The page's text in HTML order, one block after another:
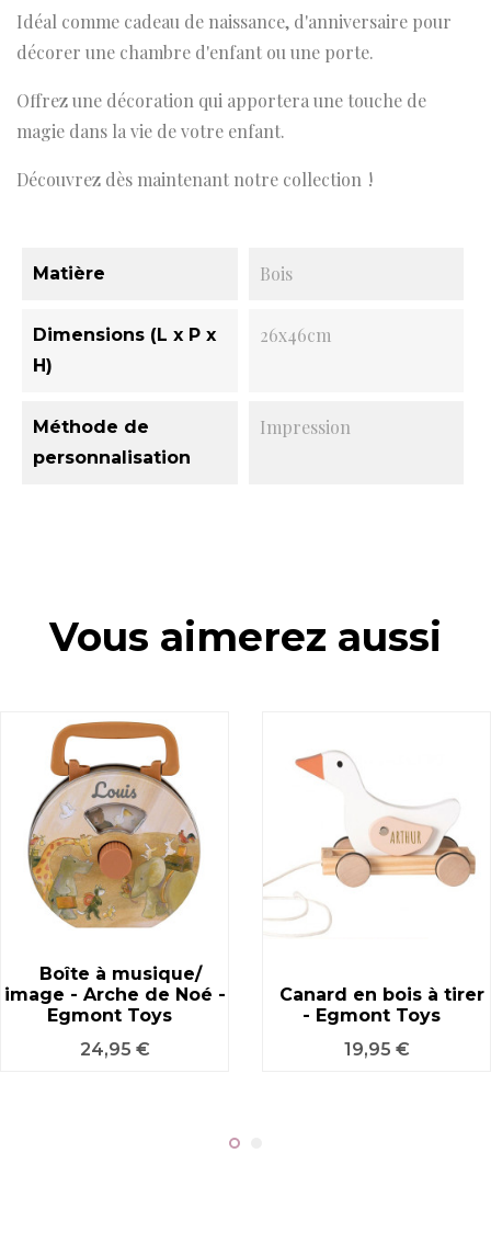
Idéal comme cadeau de naissance, d'anniversaire pour
décorer une chambre d'enfant ou une porte.
Offrez une décoration qui apportera une touche de
magie dans la vie de votre enfant.
Découvrez dès maintenant notre collection !
Matière Bois
Dimensions (L x P x
H)
26x46cm
Méthode de
personnalisation
Impression
Vous aimerez aussi
Boîte à musique/
image - Arche de Noé -
Egmont Toys
Prix
24,95 €
Canard en bois à tirer
- Egmont Toys
Prix
19,95 €